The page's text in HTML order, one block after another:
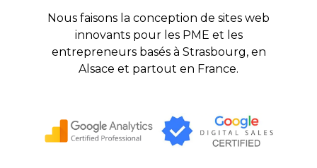
Nous faisons la conception de sites web
innovants pour les PME et les
entrepreneurs basés à Strasbourg, en
Alsace et partout en France.